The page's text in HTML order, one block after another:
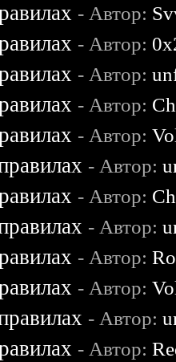
- Автор:
- Автор:
- Автор:
- Автор:
- Автор:
- Автор:
- Автор:
- Автор:
- Автор:
- Автор:
- Автор:
- Автор: